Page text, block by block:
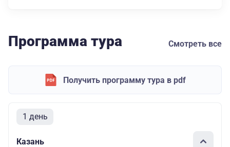
Программа тура Смотреть все
Получить программу тура в pdf
1 день
Казань